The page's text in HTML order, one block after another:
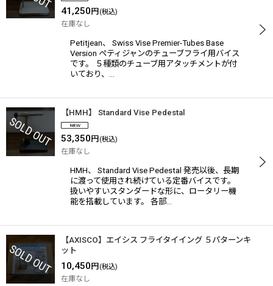
41,250 円 (税込)
在庫なし
Petitjean、 Swiss Vise Premier-Tubes Base
Version ペティジャンのチューブフライ用バイス
です。 ５種類のチューブ用アタッチメントが付
いており、…
【HMH】 Standard Vise Pedestal
53,350 円 (税込)
在庫なし
HMH、 Standard Vise Pedestal 発売以後、長期
に渡って使用され続けている定番バイスです。
扱いやすいスタンダードな形に、ロータリー機
能を搭載しています。 各部…
【AXISCO】エイシス フライタイイング ５パターンキ
ット
10,450 円 (税込)
在庫なし